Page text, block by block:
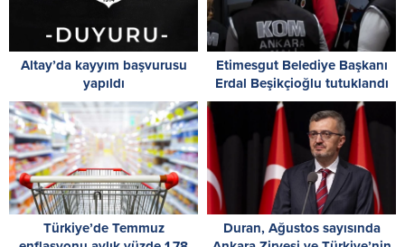
Altay’da kayyım başvurusu
yapıldı
Etimesgut Belediye Başkanı
Erdal Beşikçioğlu tutuklandı
Türkiye’de Temmuz
Duran, Ağustos sayısında